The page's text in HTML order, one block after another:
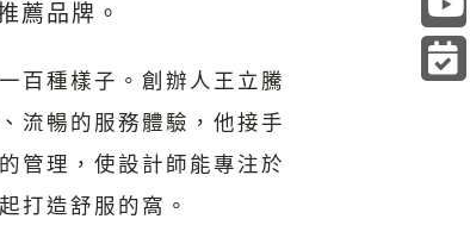
薦品牌。
百種樣子。創辦人王立騰
流暢的服務體驗，他接手
管理，使設計師能專注於
打造舒服的窩。